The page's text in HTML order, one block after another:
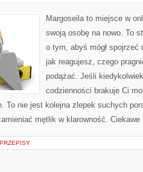
Margoseila to miejsce w
swoją osobę na nowo. To
o tym, abyś mógł
jak reagujesz, czego
podążać. Jeśli
codzienności brakuje Ci
To nie jest kolejna zlepek suchych
mętlik w klarowność.